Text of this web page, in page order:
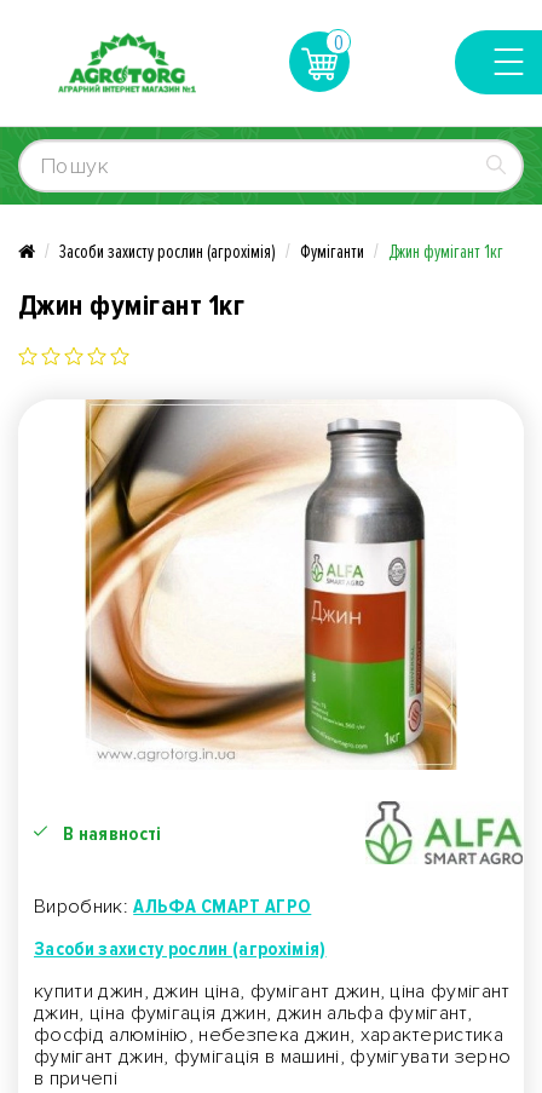
0
Засоби захисту рослин (агрохімія) Фуміганти Джин фумігант 1кг
Джин фумігант 1кг
В наявності
Виробник:АЛЬФА СМАРТ АГРО
Засоби захисту рослин (агрохімія)
купити джин, джин ціна, фумігант джин, ціна фумігант
джин, ціна фумігація джин, джин альфа фумігант,
фосфід алюмінію, небезпека джин, характеристика
фумігант джин, фумігація в машині, фумігувати зерно
в причепі